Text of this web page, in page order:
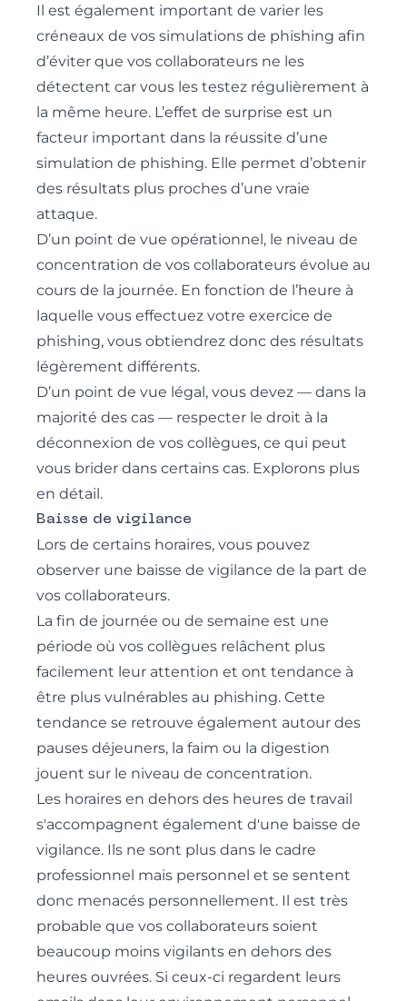
Il est également important de varier les
créneaux de vos simulations de phishing afin
d’éviter que vos collaborateurs ne les
détectent car vous les testez régulièrement à
la même heure. L’effet de surprise est un
facteur important dans la réussite d’une
simulation de phishing. Elle permet d’obtenir
des résultats plus proches d’une vraie
attaque.
D’un point de vue opérationnel, le niveau de
concentration de vos collaborateurs évolue au
cours de la journée. En fonction de l’heure à
laquelle vous effectuez votre exercice de
phishing, vous obtiendrez donc des résultats
légèrement différents.
D’un point de vue légal, vous devez — dans la
majorité des cas — respecter le droit à la
déconnexion de vos collègues, ce qui peut
vous brider dans certains cas. Explorons plus
en détail.
Baisse de vigilance
Lors de certains horaires, vous pouvez
observer une baisse de vigilance de la part de
vos collaborateurs.
La fin de journée ou de semaine est une
période où vos collègues relâchent plus
facilement leur attention et ont tendance à
être plus vulnérables au phishing. Cette
tendance se retrouve également autour des
pauses déjeuners, la faim ou la digestion
jouent sur le niveau de concentration.
Les horaires en dehors des heures de travail
s'accompagnent également d'une baisse de
vigilance. Ils ne sont plus dans le cadre
professionnel mais personnel et se sentent
donc menacés personnellement. Il est très
probable que vos collaborateurs soient
beaucoup moins vigilants en dehors des
heures ouvrées. Si ceux-ci regardent leurs